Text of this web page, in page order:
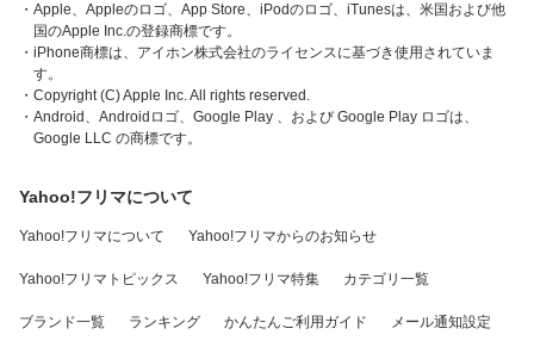
・Apple、Appleのロゴ、App Store、iPodのロゴ、iTunesは、米国および他
国のApple Inc.の登録商標です。
・iPhone商標は、アイホン株式会社のライセンスに基づき使用されていま
す。
・Copyright (C) Apple Inc. All rights reserved.
・Android、Androidロゴ、Google Play 、および Google Play ロゴは、
Google LLC の商標です。
Yahoo!フリマについて
Yahoo!フリマについて Yahoo!フリマからのお知らせ
Yahoo!フリマトピックス Yahoo!フリマ特集 カテゴリ一覧
ブランド一覧 ランキング かんたんご利用ガイド メール通知設定